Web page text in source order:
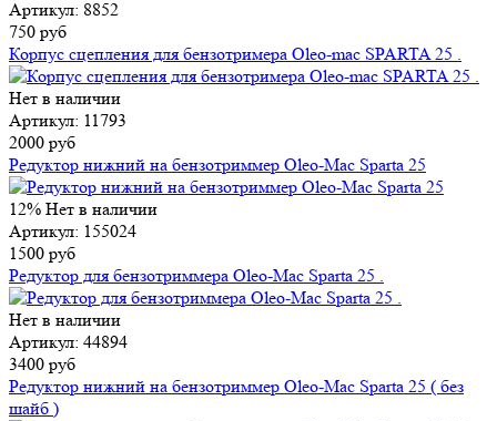
Артикул: 8852
750 руб
Корпус сцепления для бензотримера Oleo-mac SPARTA 25 .
Нет в наличии
Артикул: 11793
2000 руб
Редуктор нижний на бензотриммер Oleo-Mac Sparta 25
12% Нет в наличии
Артикул: 155024
1500 руб
Редуктор для бензотриммера Oleo-Mac Sparta 25 .
Нет в наличии
Артикул: 44894
3400 руб
Редуктор нижний на бензотриммер Oleo-Mac Sparta 25 ( без
шайб )